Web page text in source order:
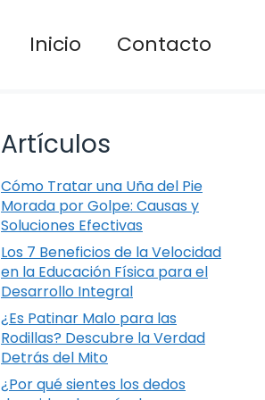
Inicio Contacto
Artículos
Cómo Tratar una Uña del Pie
Morada por Golpe: Causas y
Soluciones Efectivas
Los 7 Beneficios de la Velocidad
en la Educación Física para el
Desarrollo Integral
¿Es Patinar Malo para las
Rodillas? Descubre la Verdad
Detrás del Mito
¿Por qué sientes los dedos